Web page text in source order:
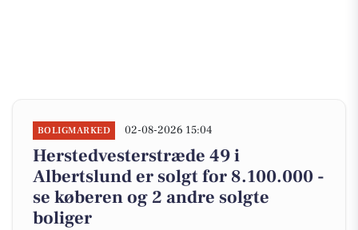
BOLIGMARKED 02-08-2026 15:04
Herstedvesterstræde 49 i
Albertslund er solgt for 8.100.000 -
se køberen og 2 andre solgte
boliger